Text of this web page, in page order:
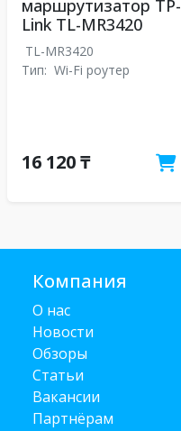
маршрутизатор TP-
Link TL-MR3420
TL-MR3420
Тип: Wi-Fi роутер
16 120 ₸
Компания
О нас
Новости
Обзоры
Статьи
Вакансии
Партнёрам